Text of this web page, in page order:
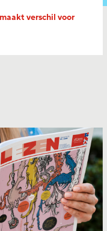
verschil voor